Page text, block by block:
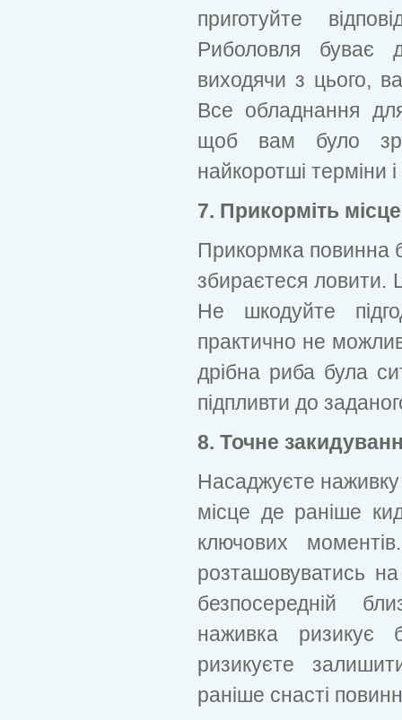
приготуйте
Риболовля буває
виходячи з цього,
Все обладнання
щоб вам було
найкоротші терміни
7. Прикорміть
Прикормка повинна
збираєтеся ловити.
Не шкодуйте
практично не
дрібна риба була
підпливти до
8. Точне
Насаджуєте наживку
місце де раніше
ключових
розташовуватись
безпосередній
наживка
ризикуєте
раніше снасті